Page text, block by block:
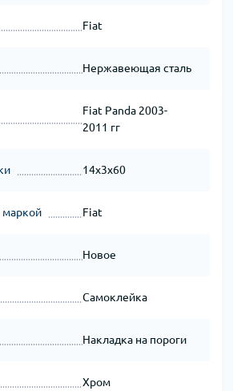
Fiat
Нержавеющая сталь
Fiat Panda 2003-
2011 гг
14x3x60
маркой Fiat
Новое
Самоклейка
Накладка на пороги
Хром